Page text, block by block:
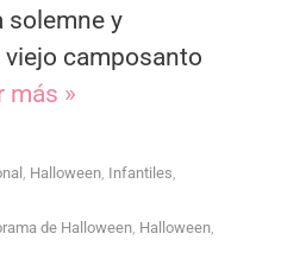
solemne y
camposanto
más »
, Halloween, Infantiles,
de Halloween, Halloween,